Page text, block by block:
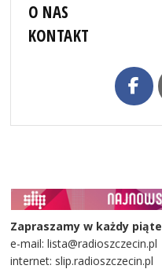
O NAS
KONTAKT
Zapraszamy w każdy
e-mail: lista@radioszczecin.pl
internet: slip.radioszczecin.pl